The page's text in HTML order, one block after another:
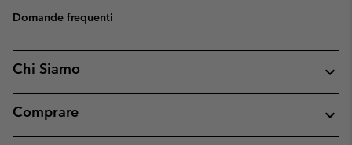
Domande frequenti
Chi Siamo
Comprare